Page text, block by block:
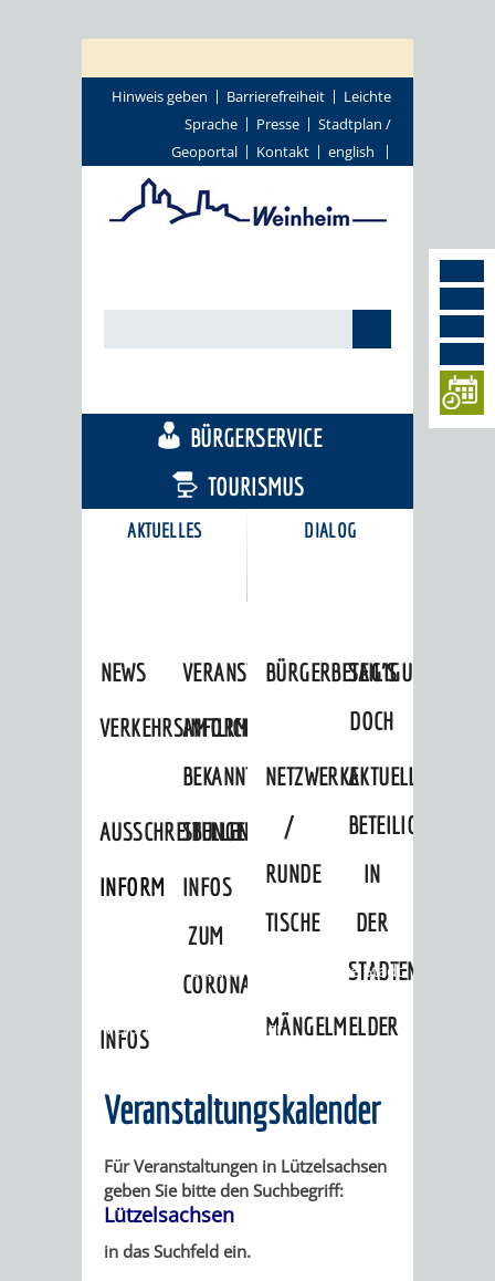
Hinweis geben Barrierefreiheit
Leichte
Sprache
Presse
Stadtplan /
Geoportal
Kontakt english
AKTUELLES
NEWS
VERANSTALTUNGSKALENDER
VERKEHRSINFORMATIONEN
AMTLICHE
BEKANNTMACHUNGEN
AUSSCHREIBUNGEN
INFORMATIONSPFLICHTEN
STELLENANGEBOTE
INFOS
ZUM
CORONAVIRUS
INFOS
ZUR
DIALOG
BÜRGERBETEILIGUNG
SAG'S
DOCH
NETZWERKE
/
RUNDE
TISCHE
AKTUELLE
BETEILIGUNGEN
IN
DER
MÄNGELMELDER
BÜRGERSERVICE
TOURISMUS
KARRIEREPORTAL
»Stadtthemen
Unsere Stadt
Ortschaften »Lützelsachsen
Veranstaltungskalender
Veranstaltungskalender
Für Veranstaltungen in Lützelsachsen
geben Sie bitte den Suchbegriff:
Lützelsachsen
in das Suchfeld ein.